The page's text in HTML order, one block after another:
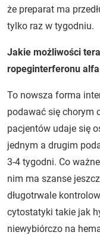
że preparat ma
tylko raz w tygodniu.
Jakie możliwości
ropeginterferonu
To nowsza forma
podawać się chorym
pacjentów udaje się
jednym a drugim
3-4 tygodni. Co
nim ma szanse
długotrwale
cytostatyki takie jak
niewybiórczo na